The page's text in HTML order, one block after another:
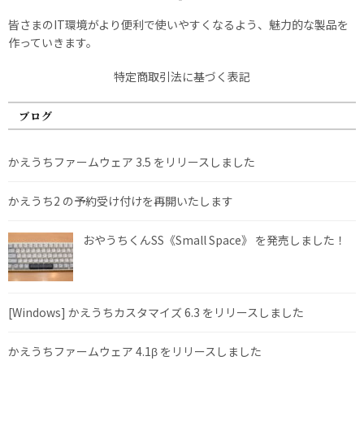
皆さまのIT環境がより便利で使いやすくなるよう、魅力的な製品を
作っていきます。
特定商取引法に基づく表記
ブログ
かえうちファームウェア 3.5 をリリースしました
かえうち2 の予約受け付けを再開いたします
おやうちくんSS《Small Space》 を発売しました！
[Windows] かえうちカスタマイズ 6.3 をリリースしました
かえうちファームウェア 4.1β をリリースしました